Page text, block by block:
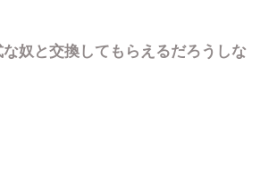
奴と交換してもらえるだろうしな